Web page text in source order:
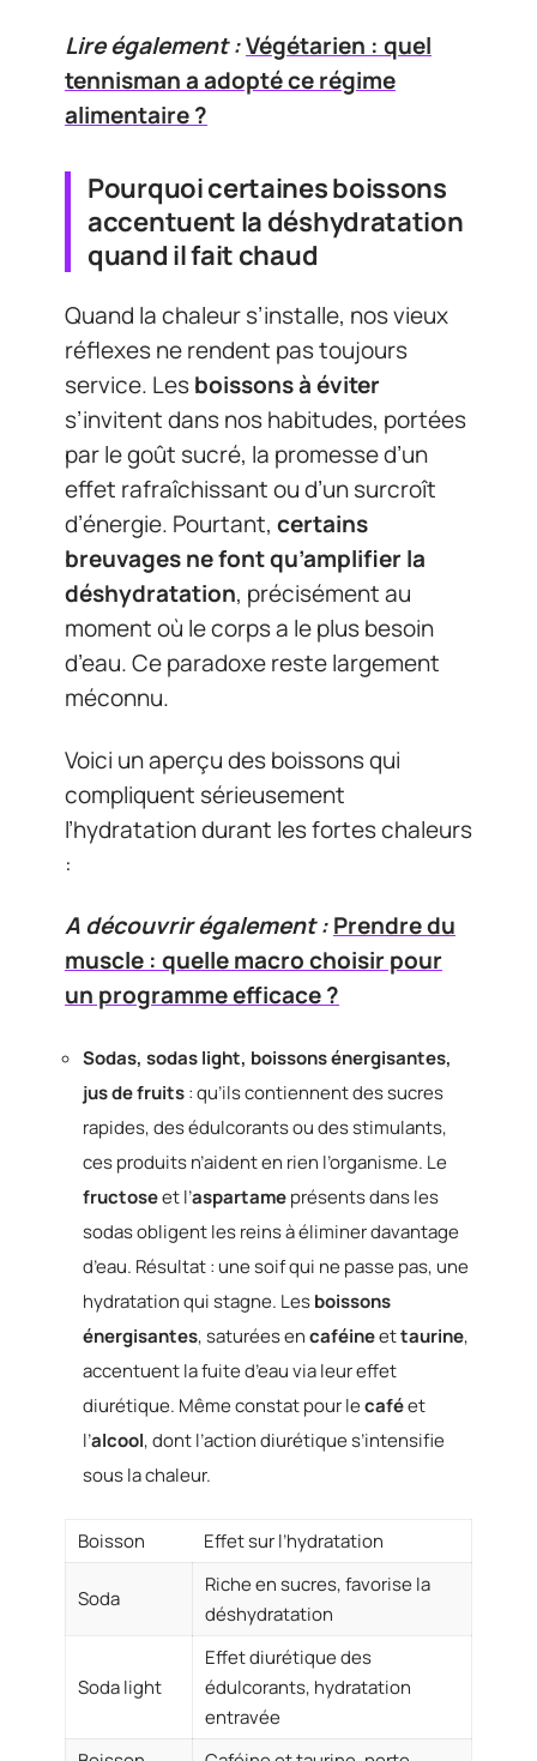
Lire également :Végétarien : quel
tennisman a adopté ce régime
alimentaire ?
Pourquoi certaines boissons
accentuent la déshydratation
quand il fait chaud
Quand la chaleur s’installe, nos vieux
réflexes ne rendent pas toujours
service. Lesboissons à éviter
s’invitent dans nos habitudes, portées
par le goût sucré, la promesse d’un
effet rafraîchissant ou d’un surcroît
d’énergie. Pourtant, certains
breuvages ne font qu’amplifier la
déshydratation, précisément au
moment où le corps a le plus besoin
d’eau. Ce paradoxe reste largement
méconnu.
Voici un aperçu des boissons qui
compliquent sérieusement
l’hydratation durant les fortes chaleurs
:
A découvrir également :Prendre du
muscle : quelle macro choisir pour
un programme efficace ?
Sodas, sodas light, boissons énergisantes,
jus de fruits: qu’ils contiennent des sucres
rapides, des édulcorants ou des stimulants,
ces produits n’aident en rien l’organisme. Le
fructoseet l’aspartameprésents dans les
sodas obligent les reins à éliminer davantage
d’eau. Résultat : une soif qui ne passe pas, une
hydratation qui stagne. Lesboissons
énergisantes, saturées encaféineettaurine,
accentuent la fuite d’eau via leur effet
diurétique. Même constat pour lecaféet
l’alcool, dont l’action diurétique s’intensifie
sous la chaleur.
Boisson Effet sur l’hydratation
Soda
Riche en sucres, favorise la
déshydratation
Soda light
Effet diurétique des
édulcorants, hydratation
entravée